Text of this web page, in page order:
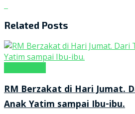
Related Posts
RM Berzakat di Hari Jumat.
Anak Yatim sampai Ibu-ibu.